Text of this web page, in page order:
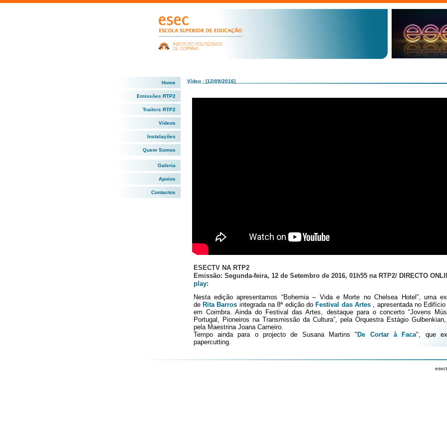
Home
Emissões RTP2
Trailers RTP2
Vídeos
Instalações
Quem Somos
Galeria
Apoios
Contactos
Vídeo : [12/09/2016]
ESECTV NA RTP2
Emissão: Segunda-feira, 12 de Setembro de 2016, 01h55 na RTP2/ DIRECTO
play:
Nesta edição apresentamos “Bohemia – Vida e Morte no Chelsea Hotel”, uma
de Rita Barros integrada na 8ª edição do Festival das Artes , apresentada no Edifício
em Coimbra. Ainda do Festival das Artes, destaque para o concerto “Jovens
Portugal, Pioneiros na Transmissão da Cultura”, pela Orquestra Estágio
pela Maestrina Joana Carneiro.
Tempo ainda para o projecto de Susana Martins " De Cortar à Faca", que
papercutting.